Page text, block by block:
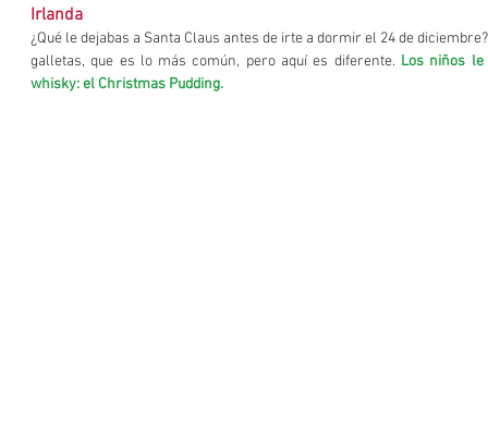
Irlanda
¿Qué le dejabas a Santa Claus antes de irte a dormir el 24 de
galletas, que es lo más común, pero aquí es diferente. Los niños
whisky: el Christmas Pudding.